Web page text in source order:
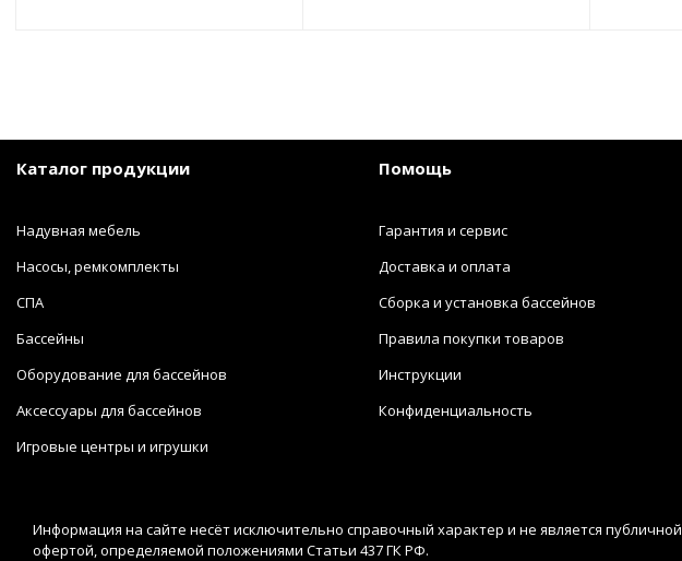
Каталог продукции
Надувная мебель
Насосы, ремкомплекты
СПА
Бассейны
Оборудование для бассейнов
Аксессуары для бассейнов
Игровые центры и игрушки
Помощь
Гарантия и сервис
Доставка и оплата
Сборка и установка бассейнов
Правила покупки товаров
Инструкции
Конфиденциальность
Информация на сайте несёт исключительно справочный характер и не является публичной
офертой, определяемой положениями Статьи 437 ГК РФ.